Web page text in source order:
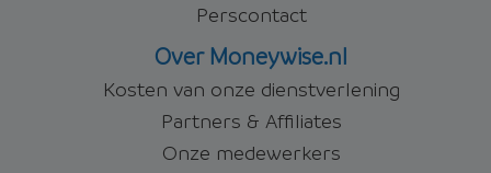
Perscontact
Over Moneywise.nl
Kosten van onze dienstverlening
Partners & Affiliates
Onze medewerkers